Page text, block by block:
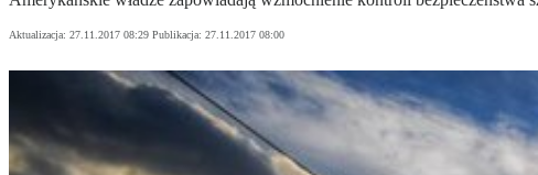
Aktualizacja: 27.11.2017 08:29 Publikacja: 27.11.2017 08:00